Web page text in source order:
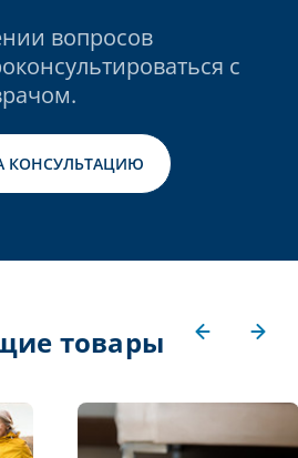
вопросов
с
КОНСУЛЬТАЦИЮ
товары